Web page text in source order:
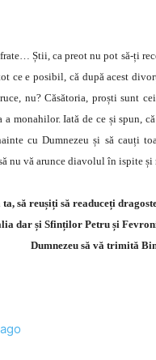
Știi, ca preot nu pot să-ți
ce e posibil, că după acest
nu? Căsătoria, proști sunt
a monahilor. Iată de ce și spun,
cu Dumnezeu și să cauți
nu vă arunce diavolul în ispite și
ta, să reușiți să readuceți
dar și Sfinților Petru și
Dumnezeu să vă trimită